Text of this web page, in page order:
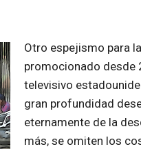
Otro espejismo para
promocionado desde
televisivo
gran profundidad
eternamente de la
más, se omiten los